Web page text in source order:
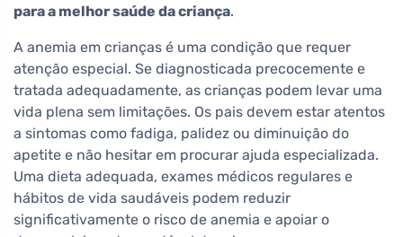
para a melhor saúde da criança.
A anemia em crianças é uma condição que requer
atenção especial. Se diagnosticada precocemente e
tratada adequadamente, as crianças podem levar uma
vida plena sem limitações. Os pais devem estar atentos
a sintomas como fadiga, palidez ou diminuição do
apetite e não hesitar em procurar ajuda especializada.
Uma dieta adequada, exames médicos regulares e
hábitos de vida saudáveis podem reduzir
significativamente o risco de anemia e apoiar o